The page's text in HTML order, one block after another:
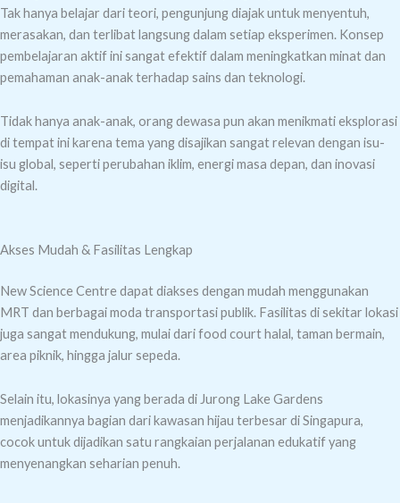
Tak hanya belajar dari teori, pengunjung diajak untuk menyentuh,
merasakan, dan terlibat langsung dalam setiap eksperimen. Konsep
pembelajaran aktif ini sangat efektif dalam meningkatkan minat dan
pemahaman anak-anak terhadap sains dan teknologi.
Tidak hanya anak-anak, orang dewasa pun akan menikmati eksplorasi
di tempat ini karena tema yang disajikan sangat relevan dengan isu-
isu global, seperti perubahan iklim, energi masa depan, dan inovasi
digital.
Akses Mudah & Fasilitas Lengkap
New Science Centre dapat diakses dengan mudah menggunakan
MRT dan berbagai moda transportasi publik. Fasilitas di sekitar lokasi
juga sangat mendukung, mulai dari food court halal, taman bermain,
area piknik, hingga jalur sepeda.
Selain itu, lokasinya yang berada di Jurong Lake Gardens
menjadikannya bagian dari kawasan hijau terbesar di Singapura,
cocok untuk dijadikan satu rangkaian perjalanan edukatif yang
menyenangkan seharian penuh.